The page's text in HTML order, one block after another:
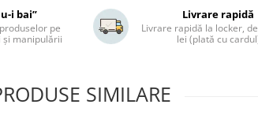
i bai”
pe
manipulării
Livrare rapidă
Livrare rapidă la locker,
lei (plată cu
SIMILARE